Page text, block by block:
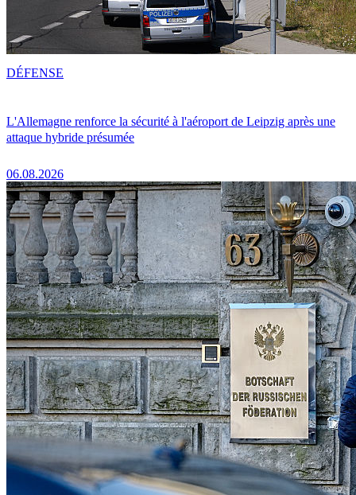
L'Allemagne renforce la sécurité à l'aéroport de Leipzig après une
attaque hybride présumée
06.08.2026
DÉFENSE